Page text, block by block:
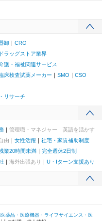
卸
CRO
ラッグストア業界
護・福祉関連サービス
床検査試薬メーカー SMO
CSO
リサーチ
管理職・マネジャー
英語を活かす
由 女性活躍
社宅・家賃補助制度
業20時間未満
完全週休2日制
海外出張あり U・Iターン支援あり
医薬品・医療機器・ライフサイエンス・医